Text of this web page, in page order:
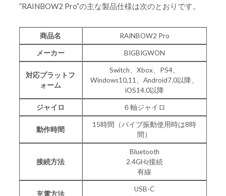
”RAINBOW2 Pro”の主な製品仕様は次のとおりです。
商品名 RAINBOW2 Pro
メーカー BIGBIGWON
対応プラットフ
ォーム
Switch、Xbox、PS4、
Windows10,11、Android7.0以降、
iOS14.0以降
ジャイロ ６軸ジャイロ
動作時間
15時間（バイブ振動使用時は8時
間）
接続方法
Bluetooth
2.4GHz接続
有線
充電方法
USB-C